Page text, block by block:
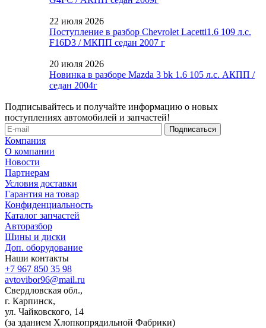
22 июля 2026
Поступление в разбор Chevrolet Lacetti1.6 109 л.с.
F16D3 / МКПП седан 2007 г
20 июля 2026
Новинка в разборе Mazda 3 bk 1.6 105 л.с. АКПП /
седан 2004г
Подписывайтесь и получайте информацию о новых
поступлениях автомобилей и запчастей!
Компания
О компании
Новости
Партнерам
Условия доставки
Гарантия на товар
Конфиденциальность
Каталог запчастей
Авторазбор
Шины и диски
Доп. оборудование
Наши контакты
+7 967 850 35 98
avtovibor96@mail.ru
Свердловская обл.,
г. Карпинск,
ул. Чайковского, 14
(за зданием Хлопкопрядильной Фабрики)